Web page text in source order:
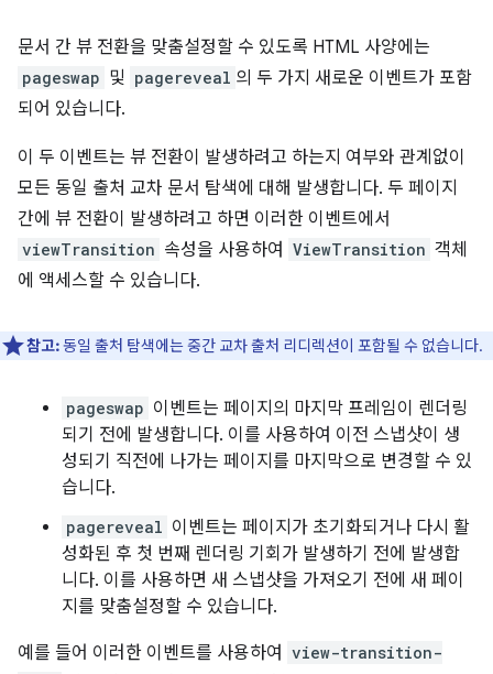
문서 간 뷰 전환을 맞춤설정할 수 있도록 HTML 사양에는
pageswap 및 pagereveal 의 두 가지 새로운 이벤트가 포함
되어 있습니다.
이 두 이벤트는 뷰 전환이 발생하려고 하는지 여부와 관계없이
모든 동일 출처 교차 문서 탐색에 대해 발생합니다. 두 페이지
간에 뷰 전환이 발생하려고 하면 이러한 이벤트에서
viewTransition 속성을 사용하여 ViewTransition 객체
에 액세스할 수 있습니다.
참고:동일 출처 탐색에는 중간 교차 출처 리디렉션이 포함될 수 없습니다.
pageswap 이벤트는 페이지의 마지막 프레임이 렌더링
되기 전에 발생합니다. 이를 사용하여 이전 스냅샷이 생
성되기 직전에 나가는 페이지를 마지막으로 변경할 수 있
습니다.
pagereveal 이벤트는 페이지가 초기화되거나 다시 활
성화된 후 첫 번째 렌더링 기회가 발생하기 전에 발생합
니다. 이를 사용하면 새 스냅샷을 가져오기 전에 새 페이
지를 맞춤설정할 수 있습니다.
예를 들어 이러한 이벤트를 사용하여 view-transition-